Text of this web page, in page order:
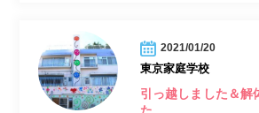
2021/01/20
東京家庭学校
引っ越しました＆解
た